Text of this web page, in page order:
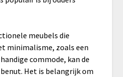
meubels die
minimalisme, zoals een
commode, kan de
Het is belangrijk om